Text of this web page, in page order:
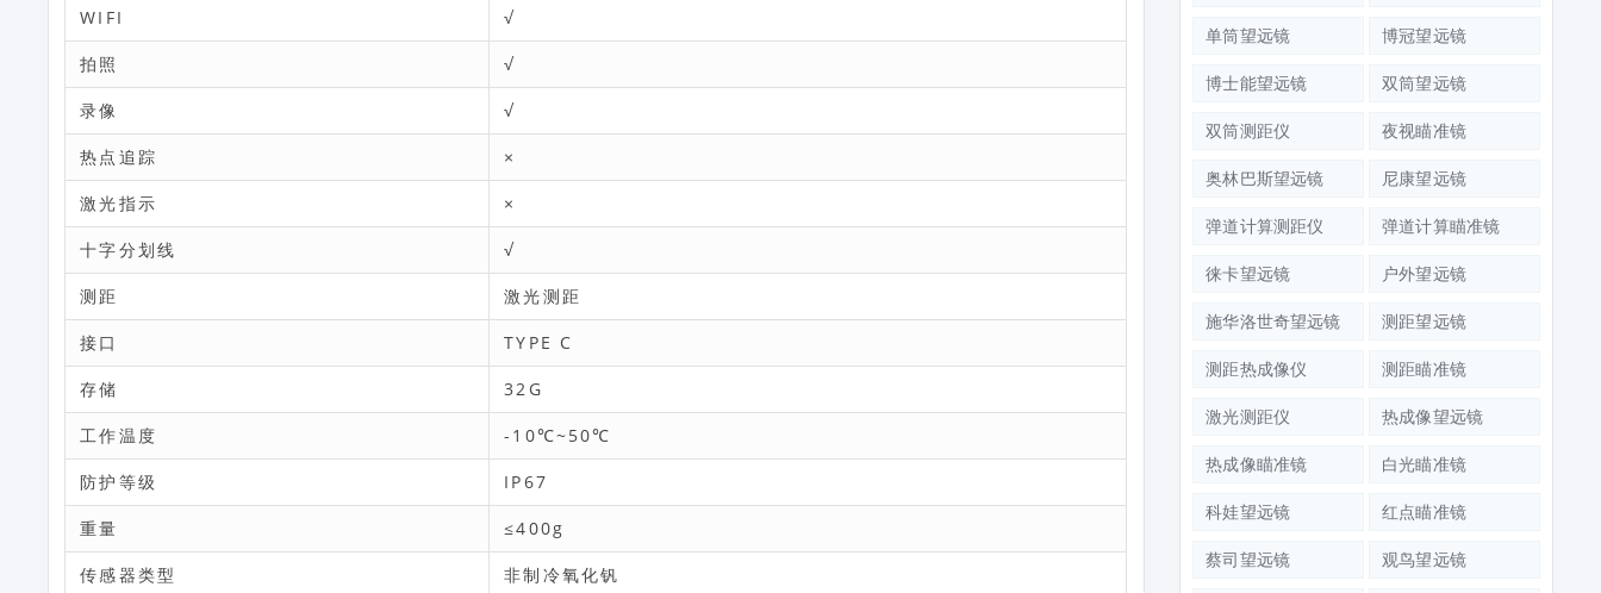
WIFI √
拍照 √
录像 √
热点追踪 ×
激光指示 ×
十字分划线 √
测距 激光测距
接口 TYPE C
存储 32G
工作温度 -10℃~50℃
防护等级 IP67
重量 ≤400g
传感器类型 非制冷氧化钒
单筒望远镜 博冠望远镜
博士能望远镜 双筒望远镜
双筒测距仪 夜视瞄准镜
奥林巴斯望远镜 尼康望远镜
弹道计算测距仪 弹道计算瞄准镜
徕卡望远镜 户外望远镜
施华洛世奇望远镜 测距望远镜
测距热成像仪 测距瞄准镜
激光测距仪 热成像望远镜
热成像瞄准镜 白光瞄准镜
科娃望远镜 红点瞄准镜
蔡司望远镜 观鸟望远镜